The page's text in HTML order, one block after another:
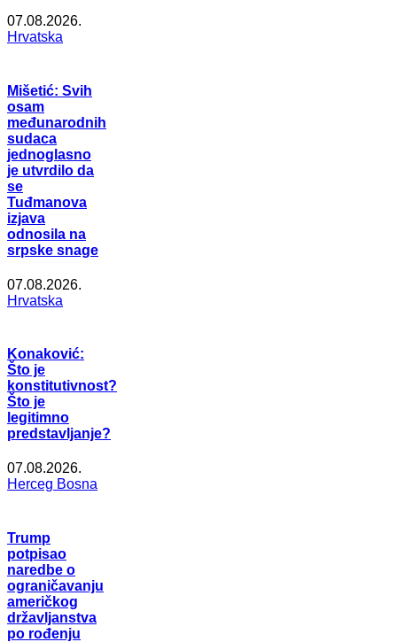
07.08.2026.
Hrvatska
Mišetić: Svih
osam
međunarodnih
sudaca
jednoglasno
je utvrdilo da
se
Tuđmanova
izjava
odnosila na
srpske snage
07.08.2026.
Hrvatska
Konaković:
Što je
konstitutivnost?
Što je
legitimno
predstavljanje?
07.08.2026.
Herceg Bosna
Trump
potpisao
naredbe o
ograničavanju
američkog
državljanstva
po rođenju